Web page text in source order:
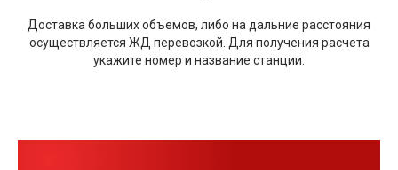
Доставка больших объемов, либо на дальние расстояния
осуществляется ЖД перевозкой. Для получения расчета
укажите номер и название станции.